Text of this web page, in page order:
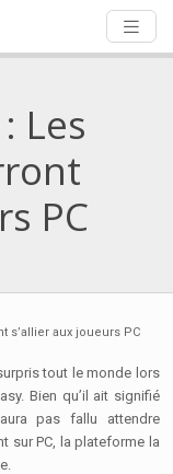
Les
PC
s’allier aux joueurs PC
tout le monde lors
Bien qu’il ait signifié
pas fallu attendre
sur PC, la plateforme la